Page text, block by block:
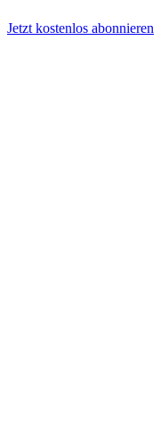
Jetzt kostenlos abonnieren